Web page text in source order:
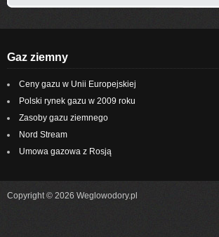
Gaz ziemny
Ceny gazu w Unii Europejskiej
Polski rynek gazu w 2009 roku
Zasoby gazu ziemnego
Nord Stream
Umowa gazowa z Rosją
Copyright © 2026 Weglowodory.pl